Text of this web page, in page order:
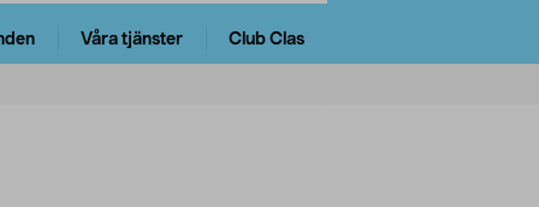
Våra tjänster Club Clas